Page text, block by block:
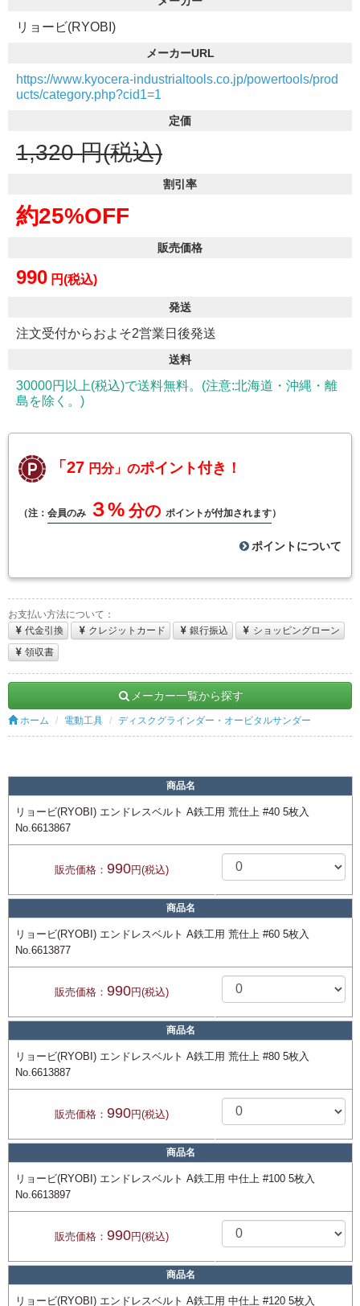
リョービ(RYOBI)
メーカーURL
https://www.kyocera-industrialtools.co.jp/powertools/prod
ucts/category.php?cid1=1
定価
1,320 円(税込)
割引率
約25%OFF
販売価格
990 円(税込)
発送
注文受付からおよそ2営業日後発送
送料
30000円以上(税込)で送料無料。(注意:北海道・沖縄・離
島を除く。)
「27 円分」のポイント付き！
（注： 会員のみ ３% 分の ポイントが付加されます）
ポイントについて
お支払い方法について：
代金引換
クレジットカード 銀行振込
ショッピングローン
領収書
メーカー一覧から探す
ホーム 電動工具 ディスクグラインダー・オービタルサンダー
商品名
リョービ(RYOBI) エンドレスベルト A鉄工用 荒仕上 #40 5枚入
No.6613867
販売価格： 990円(税込)
商品名
リョービ(RYOBI) エンドレスベルト A鉄工用 荒仕上 #60 5枚入
No.6613877
販売価格： 990円(税込)
商品名
リョービ(RYOBI) エンドレスベルト A鉄工用 荒仕上 #80 5枚入
No.6613887
販売価格： 990円(税込)
商品名
リョービ(RYOBI) エンドレスベルト A鉄工用 中仕上 #100 5枚入
No.6613897
販売価格： 990円(税込)
商品名
リョービ(RYOBI) エンドレスベルト A鉄工用 中仕上 #120 5枚入